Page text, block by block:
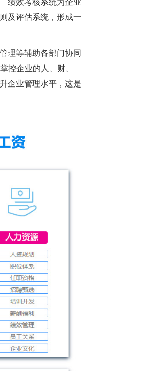
绩效考核系统为企业
及评估系统，形成一
理等辅助各部门协同
控企业的人、财、
企业管理水平，这是